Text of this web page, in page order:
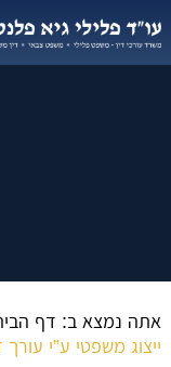
אתה נמצא ב: דף
ייצוג משפטי ע”י עורך